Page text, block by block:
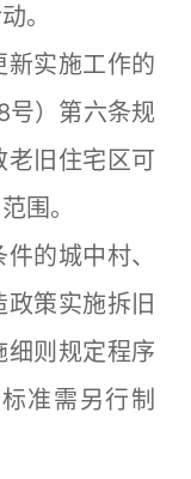
。
新实施工作的
）第六条规
老旧住宅区可
围。
的城中村、
政策实施拆旧
细则规定程序
准需另行制